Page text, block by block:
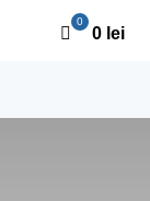
0 lei